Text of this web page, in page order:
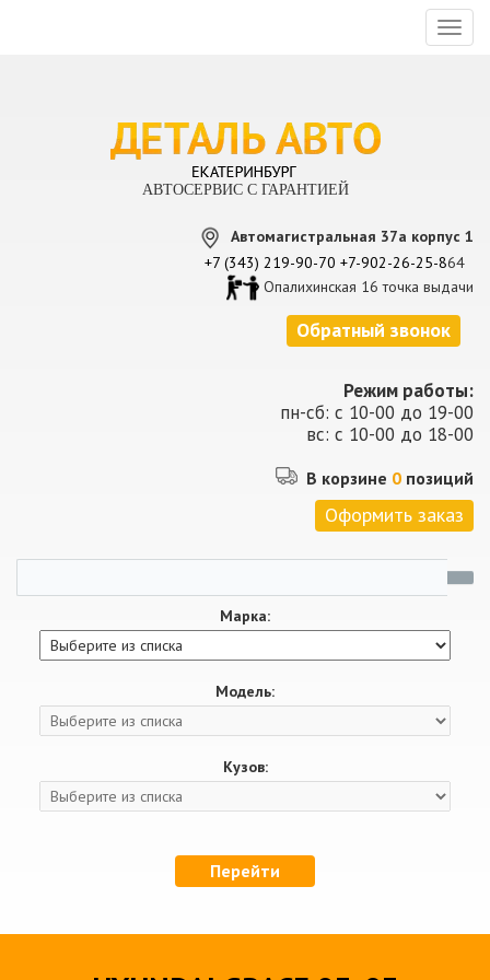
АВТОСЕРВИС С ГАРАНТИЕЙ
Автомагистральная 37а корпус 1
+7 (343) 219-90-70 +7-902-26-25-864
Опалихинская 16 точка выдачи
Обратный звонок
Режим работы:
пн-сб: с 10-00 до 19-00
вс: с 10-00 до 18-00
В корзине 0 позиций
Оформить заказ
Марка:
Модель:
Кузов:
Перейти